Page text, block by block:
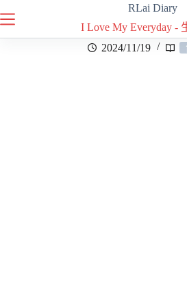
RLai Diary
I Love My Everyday -
2024/11/19